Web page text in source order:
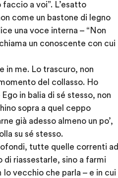
a voi”. L’esatto
come un bastone di legno
una voce interna – “Non
un conoscente con cui
in me. Lo trascuro, non
del collasso. Ho
in balia di sé stesso, non
sopra a quel ceppo
già adesso almeno un po’,
su sé stesso.
tutte quelle correnti ad
riassestarle, sino a farmi
vecchio che parla – e in cui